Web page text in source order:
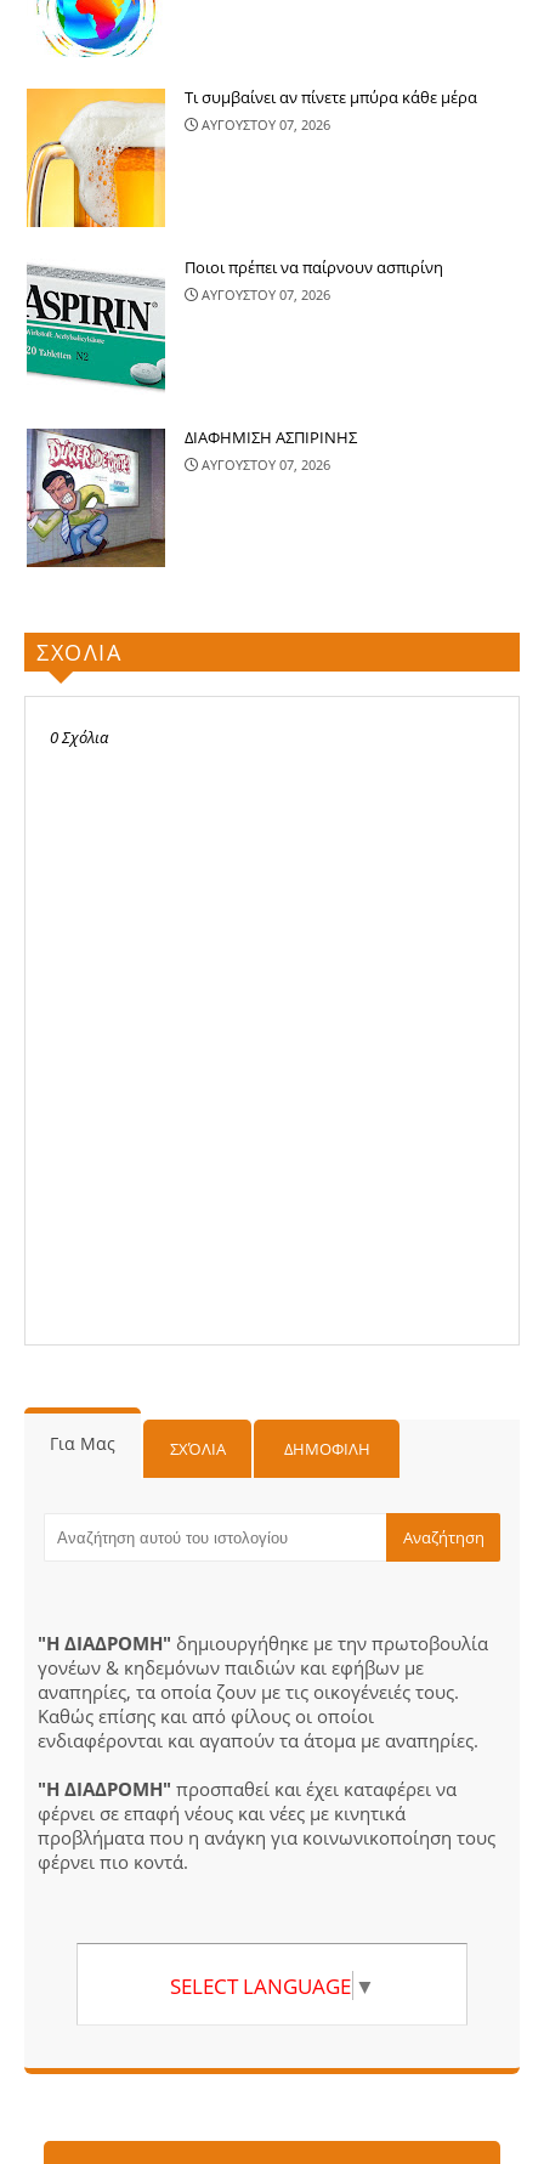
Τι συμβαίνει αν πίνετε μπύρα κάθε μέρα
ΑΥΓΟΥΣΤΟΥ 07, 2026
Ποιοι πρέπει να παίρνουν ασπιρίνη
ΑΥΓΟΥΣΤΟΥ 07, 2026
ΔΙΑΦΗΜΙΣΗ ΑΣΠΙΡΙΝΗΣ
ΑΥΓΟΥΣΤΟΥ 07, 2026
ΣΧΟΛΙΑ
0 Σχόλια
Για Μας ΣΧΌΛΙΑ ΔΗΜΟΦΙΛΗ
"Η ΔΙΑΔΡΟΜΗ" δημιουργήθηκε με την πρωτοβουλία
γονέων & κηδεμόνων παιδιών και εφήβων με
αναπηρίες, τα οποία ζουν με τις οικογένειές τους.
Καθώς επίσης και από φίλους οι οποίοι
ενδιαφέρονται και αγαπούν τα άτομα με αναπηρίες.
"Η ΔΙΑΔΡΟΜΗ" προσπαθεί και έχει καταφέρει να
φέρνει σε επαφή νέους και νέες με κινητικά
προβλήματα που η ανάγκη για κοινωνικοποίηση τους
φέρνει πιο κοντά.
SELECT LANGUAGE ▼